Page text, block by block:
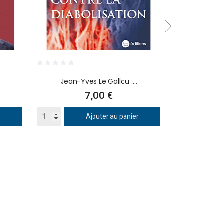
Jean-Yves Le Gallou :...
Prix
7,00 €
Ajouter au panier